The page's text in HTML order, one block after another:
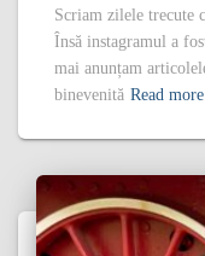
Scriam zilele trecute
Însă instagramul a
mai anunțam
binevenită Read more